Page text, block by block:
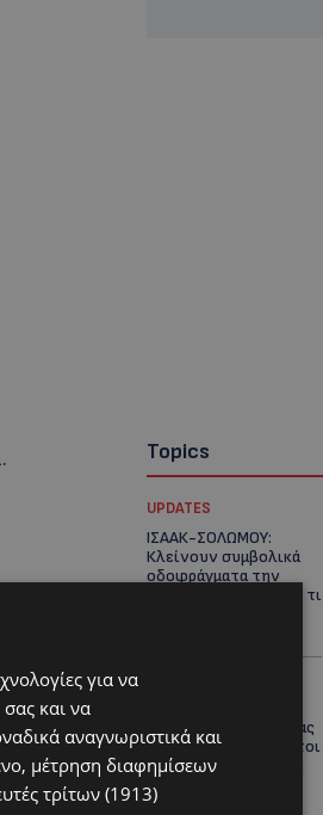
Topics
UPDATES
ΙΣΑΑΚ-ΣΟΛΩΜΟΥ:
Κλείνουν συμβολικά
οδοφράγματα την
Παρασκευή – Πού και τι
ηλικία είναι μόνο ένας
αριθμός – Οι άνθρωποι
και οι στιγμές είναι η
πραγματική μας
ιστορία
για να
και να
αναγνωριστικά και
μέτρηση διαφημίσεων
τρίτων (1913)